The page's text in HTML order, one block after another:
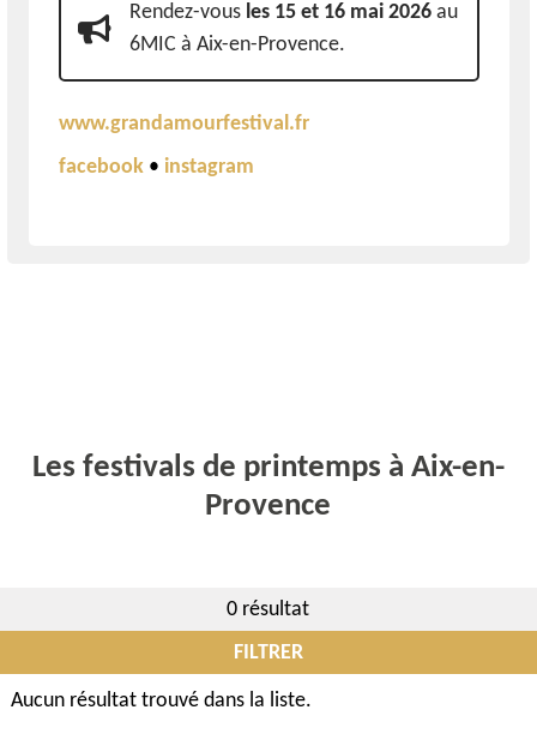
Rendez-vous les 15 et 16 mai 2026 au
6MIC à Aix-en-Provence.
www.grandamourfestival.fr
facebook • instagram
Les festivals de printemps à Aix-en-
Provence
0 résultat
FILTRER
Aucun résultat trouvé dans la liste.